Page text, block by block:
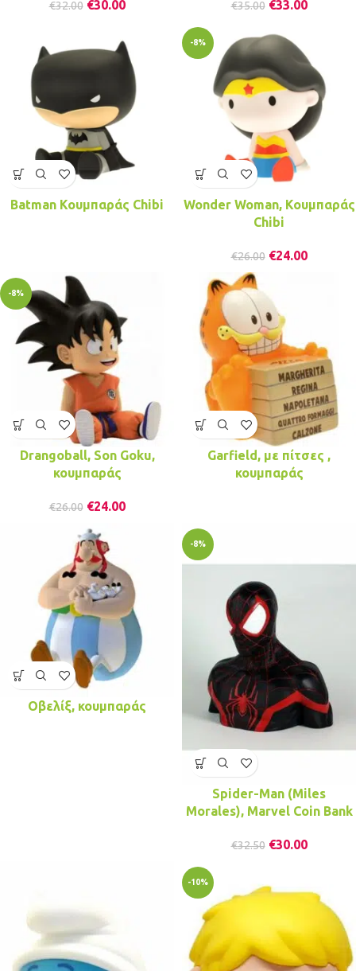
€32.00 €30.00 €35.00 €33.00
Batman Κουμπαράς Chibi
-8%
Wonder Woman, Κουμπαράς
Chibi
€26.00 €24.00
-8%
Drangoball, Son Goku,
κουμπαράς
€26.00 €24.00
Garfield, με πίτσες ,
κουμπαράς
Οβελίξ, κουμπαράς
-8%
Spider-Man (Miles
Morales), Marvel Coin Bank
€32.50 €30.00
-10%